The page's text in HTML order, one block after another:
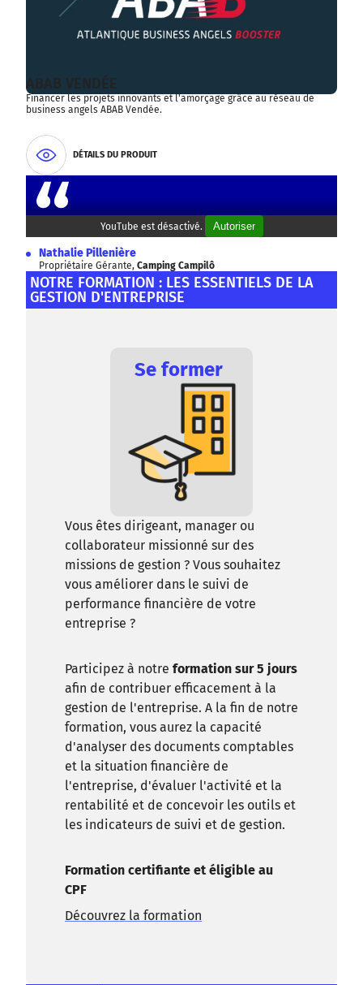
ABAB VENDÉE
Financer les projets innovants et l'amorçage grâce au réseau de
business angels ABAB Vendée.
DÉTAILS DU PRODUIT
YouTube est désactivé. Autoriser
Nathalie Pillenière
Propriétaire Gérante, Camping Campilô
NOTRE FORMATION : LES ESSENTIELS DE LA
GESTION D'ENTREPRISE
Se former
Vous êtes dirigeant, manager ou
collaborateur missionné sur des
missions de gestion ? Vous souhaitez
vous améliorer dans le suivi de
performance financière de votre
entreprise ?
Participez à notre formation sur 5 jours
afin de contribuer efficacement à la
gestion de l'entreprise. A la fin de notre
formation, vous aurez la capacité
d'analyser des documents comptables
et la situation financière de
l'entreprise, d'évaluer l'activité et la
rentabilité et de concevoir les outils et
les indicateurs de suivi et de gestion.
Formation certifiante et éligible au
CPF
Découvrez la formation